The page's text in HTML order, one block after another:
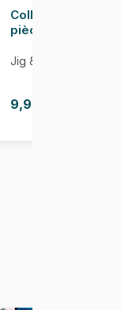
Colle pour Puzzle
pièces
Jig & Puz
9,95€